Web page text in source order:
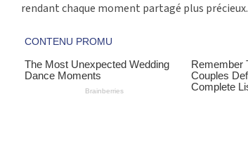
rendant chaque moment partagé plus précieux.